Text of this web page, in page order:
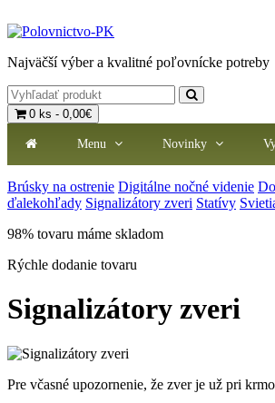
Najväčší výber a kvalitné poľovnícke potreby
0 ks - 0,00€
Menu Novinky
Brúsky na ostrenie Digitálne nočné videnie
ďalekohľady Signalizátory zveri Statívy
98% tovaru máme skladom
Rýchle dodanie tovaru
Signalizátory zveri
Pre včasné upozornenie, že zver je už pri